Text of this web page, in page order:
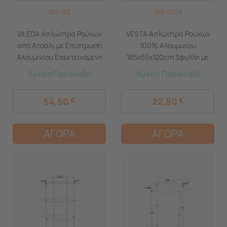
204.123
VILEDA Απλώστρα Ρούχων
από Ατσάλι με Επίστρωση
Αλουμινίου Επεκτεινόμενη
226-316x55x130cm 3φυλλη
Γερμανίας
Άμεση Παραλαβή
54,50 €
ΑΓΟΡΑ
465.03119
VESTA Απλώστρα Ρούχων
100% Αλουμινίου
185x55x120cm 3φυλλη με
Ρόδες MAX Άπλωμα 20m
Άμεση Παραλαβή
22,50 €
ΑΓΟΡΑ